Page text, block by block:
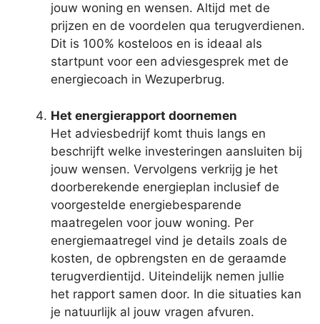
jouw woning en wensen. Altijd met de
prijzen en de voordelen qua terugverdienen.
Dit is 100% kosteloos en is ideaal als
startpunt voor een adviesgesprek met de
energiecoach in Wezuperbrug.
Het energierapport doornemen
Het adviesbedrijf komt thuis langs en
beschrijft welke investeringen aansluiten bij
jouw wensen. Vervolgens verkrijg je het
doorberekende energieplan inclusief de
voorgestelde energiebesparende
maatregelen voor jouw woning. Per
energiemaatregel vind je details zoals de
kosten, de opbrengsten en de geraamde
terugverdientijd. Uiteindelijk nemen jullie
het rapport samen door. In die situaties kan
je natuurlijk al jouw vragen afvuren.